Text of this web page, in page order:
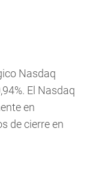
Nasdaq
El Nasdaq
en
de cierre en